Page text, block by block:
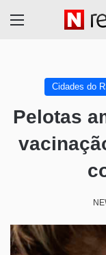
Cidades do
Pelotas